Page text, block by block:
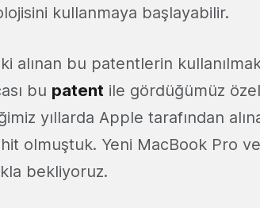
kullanmaya başlayabilir.
alınan bu patentlerin
bu patent ile gördüğümüz
yıllarda Apple tarafından
olmuştuk. Yeni MacBook Pro
bekliyoruz.